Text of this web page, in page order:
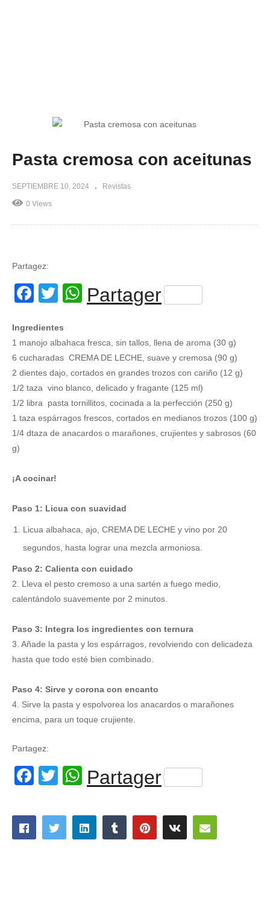
Pasta cremosa con aceitunas
SEPTIEMBRE 10, 2024 Revistas
0 Views
Partagez:
Facebook
Twitter
WhatsApp
Partager
Ingredientes
1 manojo albahaca fresca, sin tallos, llena de aroma (30 g)
6 cucharadas CREMA DE LECHE, suave y cremosa (90 g)
2 dientes dajo, cortados en grandes trozos con cariño (12 g)
1/2 taza vino blanco, delicado y fragante (125 ml)
1/2 libra pasta tornillitos, cocinada a la perfección (250 g)
1 taza espárragos frescos, cortados en medianos trozos (100 g)
1/4 dtaza de anacardos o marañones, crujientes y sabrosos (60
g)
¡A cocinar!
Paso 1: Licua con suavidad
Licua albahaca, ajo, CREMA DE LECHE y vino por 20
segundos, hasta lograr una mezcla armoniosa.
Paso 2: Calienta con cuidado
2. Lleva el pesto cremoso a una sartén a fuego medio,
calentándolo suavemente por 2 minutos.
Paso 3: Integra los ingredientes con ternura
3. Añade la pasta y los espárragos, revolviendo con delicadeza
hasta que todo esté bien combinado.
Paso 4: Sirve y corona con encanto
4. Sirve la pasta y espolvorea los anacardos o marañones
encima, para un toque crujiente.
Partagez:
Facebook
Twitter
WhatsApp
Partager